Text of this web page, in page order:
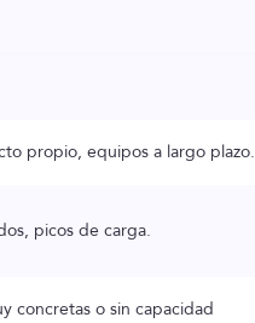
propio, equipos a largo plazo.
picos de carga.
concretas o sin capacidad